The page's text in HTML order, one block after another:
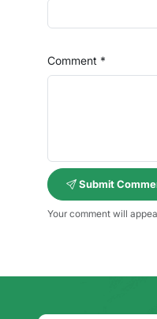
Comment *
Submit
Your comment will